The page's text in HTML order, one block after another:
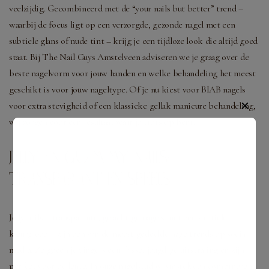
veelzijdig. Gecombineerd met de “your nails but better” trend –
waarbij de focus ligt op een verzorgde, gezonde nagel met een
subtiele glans of nude tint – krijg je een tijdloze look die altijd goed
staat. Bij The Nail Guys Amstelveen adviseren we je graag over de
beste nagelvorm voor jouw handen en welke behandeling het meest
geschikt is voor jouw nageltype. Of je nu kiest voor BIAB nagels
voor extra stevigheid of een klassieke gellak manicure behandeling,
wij zorgen voor een resultaat waar je trots op bent.
JELLY EN GUMMY NAILS:
TRANSPARANT EN SPEELS
Jelly nails – transparante, gelachtige nagels met een subtiele
kleurgloed – zijn een van de meest gedeelde nageltrends op social
media. Ze geven je vingers een frisse, jeugdige uitstraling en zijn
perfect voor de lente. In onze nagelstudio Amstelveen combineren
✕